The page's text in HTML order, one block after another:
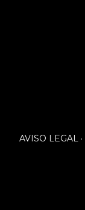
AVISO LEGAL·